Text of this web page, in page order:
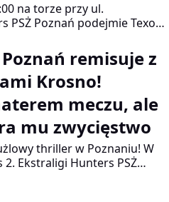
na torze przy ul.
PSŻ Poznań podejmie Texom
14. kolejki Metalkas 2.
spotkanie rundy zasadniczej
o prestiż, a dla gości okazja
tabeli przed fazą play-off.
remisuje z
Krosno!
meczu, ale
mu zwycięstwo
thriller w Poznaniu! W
2. Ekstraligi Hunters PSŻ
z Cellfast Wilkami
Stawką meczu był krok w